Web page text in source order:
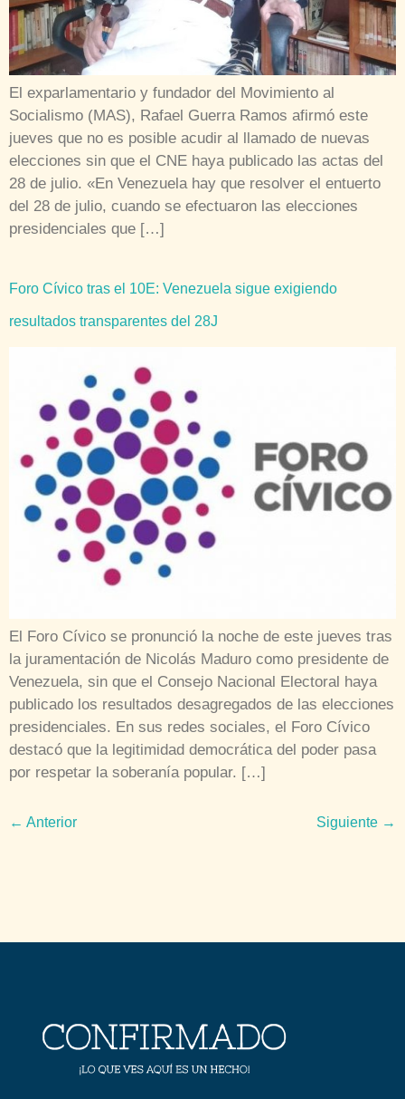
El exparlamentario y fundador del Movimiento al
Socialismo (MAS), Rafael Guerra Ramos afirmó este
jueves que no es posible acudir al llamado de nuevas
elecciones sin que el CNE haya publicado las actas del
28 de julio. «En Venezuela hay que resolver el entuerto
del 28 de julio, cuando se efectuaron las elecciones
presidenciales que […]
Foro Cívico tras el 10E: Venezuela sigue exigiendo
resultados transparentes del 28J
El Foro Cívico se pronunció la noche de este jueves tras
la juramentación de Nicolás Maduro como presidente de
Venezuela, sin que el Consejo Nacional Electoral haya
publicado los resultados desagregados de las elecciones
presidenciales. En sus redes sociales, el Foro Cívico
destacó que la legitimidad democrática del poder pasa
por respetar la soberanía popular. […]
← Anterior Siguiente →